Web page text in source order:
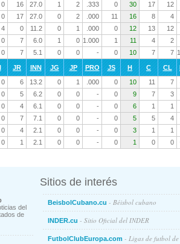
0 16 27.0 1 2 .333 0 30 17 12
0 17 27.0 0 2 .000 11 16 8 4
4 0 11.2 0 1 .000 0 12 13 12
0 7 6.0 1 0 1.000 1 11 4 2
0 7 5.1 0 0 - 0 10 7 7
JR INN JG JP PRO JS H C CL
0 6 13.2 0 1 .000 0 10 11 7
0 5 6.2 0 0 - 0 9 7 3
0 4 6.1 0 0 - 0 6 1 1
0 7 7.1 0 0 - 0 5 5 4
0 4 2.1 0 0 - 0 3 1 1
0 1 2.1 0 0 - 0 1 0 0
del
de
Sitios de interés
BeisbolCubano.cu - Béisbol cubano
INDER.cu - Sitio Oficial del INDER
FutbolClubEuropa.com - Ligas de futbol